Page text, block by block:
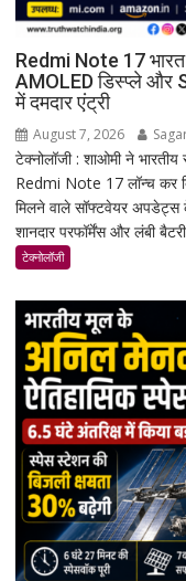
Redmi Note 17
AMOLED डिस्प्ले और
में दमदार एंट्री
August 7, 2026
टेक्नोलॉजी : शाओमी ने भारतीय
Redmi Note 17 लॉन्च कर
मिलने वाले सॉफ्टवेयर
शानदार परफॉर्मेंस और लंबी
टेक्नोलॉजी